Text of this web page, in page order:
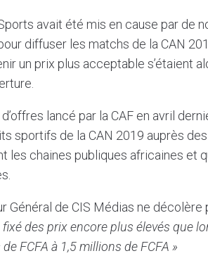
avait été mis en cause par de
diffuser les matchs de la CAN
un prix plus acceptable s’étaient
lancé par la CAF en avril
sportifs de la CAN 2019 auprès
les chaines publiques africaines et
Général de CIS Médias ne décolère
des prix encore plus élevés que
FCFA à 1,5 millions de FCFA »